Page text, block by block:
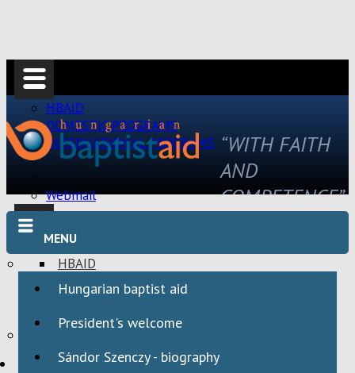
HBAID
DOMESTIC PROGRAMS
INTERNATIONAL PROGRAMS
Webmail
HBAID
DOMESTIC PROGRAMS
HBAID
“WITH FAITH
AND
COMPETENCE”
MENU
Hungarian baptist aid
President's welcome
Sándor Szenczy - biography